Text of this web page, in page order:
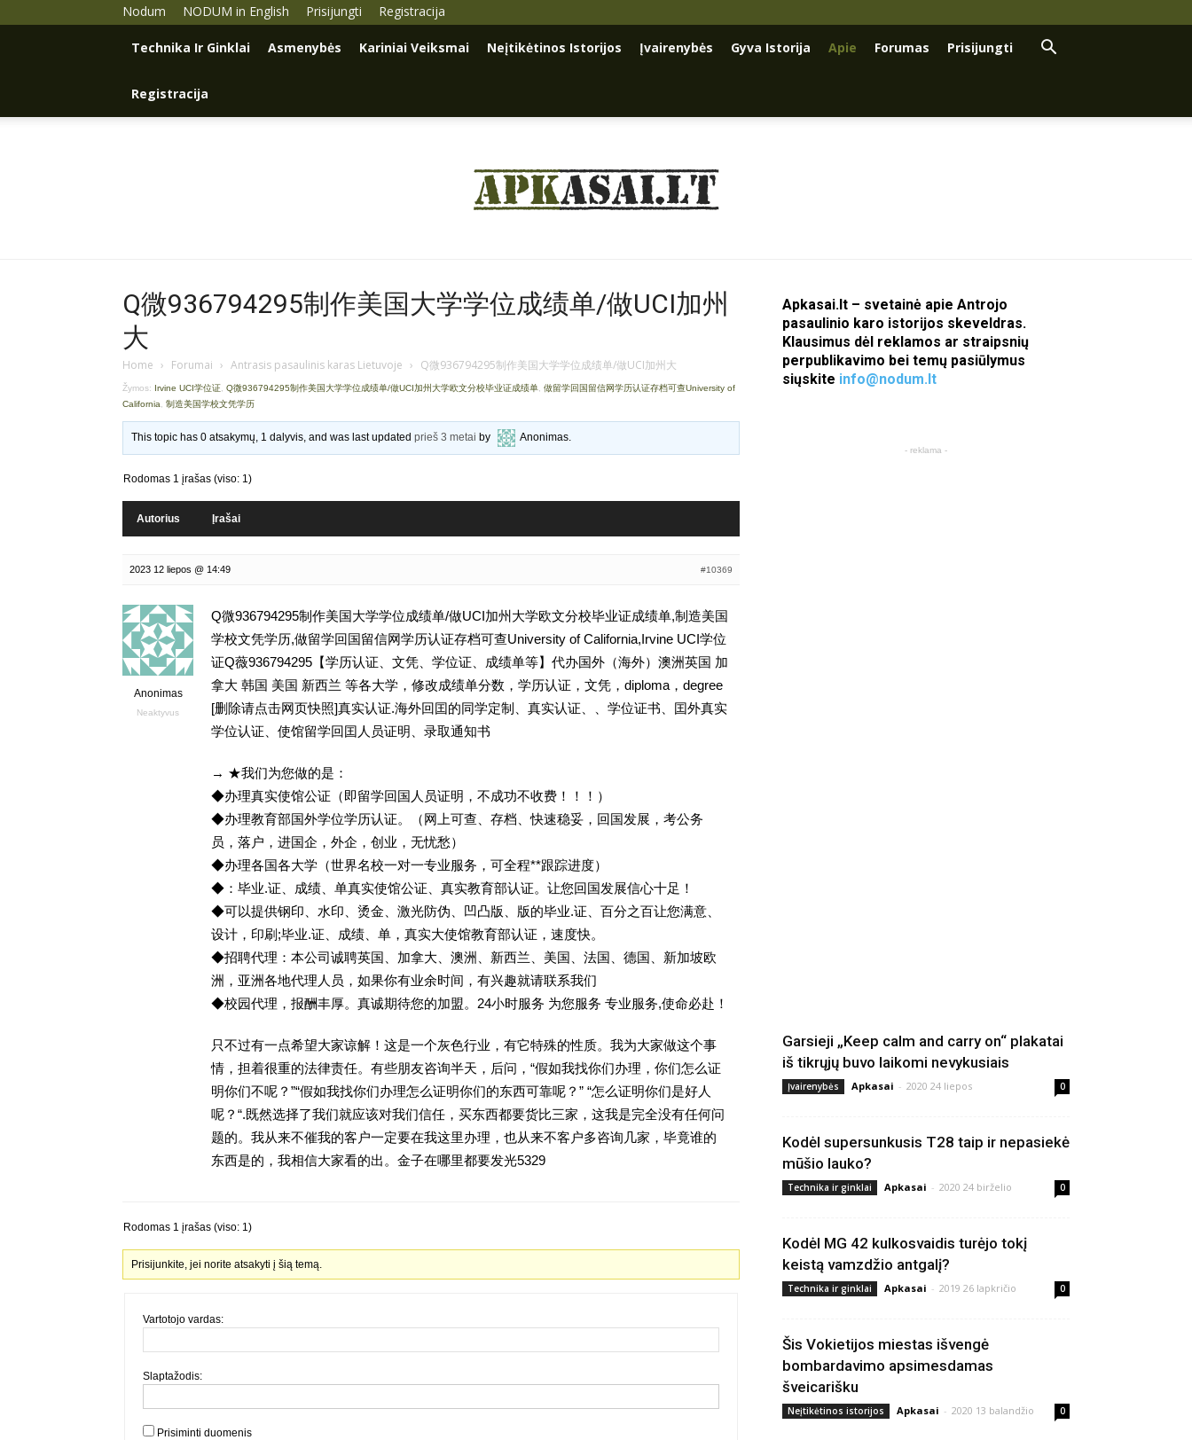
Nodum NODUM in English Prisijungti Registracija
Technika Ir Ginklai Asmenybės Kariniai Veiksmai Neįtikėtinos Istorijos Įvairenybės Gyva Istorija Apie Forumas Prisijungti
Registracija
Q微936794295制作美国大学学位成绩单/做UCI加州
大
Home › Forumai › Antrasis pasaulinis karas Lietuvoje › Q微936794295制作美国大学学位成绩单/做UCI加州大
Žymos: Irvine UCI学位证 Q微936794295制作美国大学学位成绩单/做UCI加州大学欧文分校毕业证成绩单 做留学回国留信网学历认证存档可查University of
California
制造美国学校文凭学历
This topic has 0 atsakymų, 1 dalyvis, and was last updatedprieš 3 metai by Anonimas.
Rodomas 1 įrašas (viso: 1)
Autorius Įrašai
2023 12 liepos @ 14:49 #10369
Anonimas
Neaktyvus
Q微936794295制作美国大学学位成绩单/做UCI加州大学欧文分校毕业证成绩单,制造美国
学校文凭学历,做留学回国留信网学历认证存档可查University of California,Irvine UCI学位
证Q薇936794295【学历认证、文凭、学位证、成绩单等】代办国外（海外）澳洲英国 加
拿大 韩国 美国 新西兰 等各大学，修改成绩单分数，学历认证，文凭，diploma，degree
[删除请点击网页快照]真实认证.海外回囯的同学定制、真实认证、、学位证书、囯外真实
学位认证、使馆留学回囯人员证明、录取通知书
→ ★我们为您做的是：
◆办理真实使馆公证（即留学回国人员证明，不成功不收费！！！）
◆办理教育部国外学位学历认证。（网上可查、存档、快速稳妥，回国发展，考公务
员，落户，进国企，外企，创业，无忧愁）
◆办理各国各大学（世界名校一对一专业服务，可全程**跟踪进度）
◆：毕业.证、成绩、单真实使馆公证、真实教育部认证。让您回国发展信心十足！
◆可以提供钢印、水印、烫金、激光防伪、凹凸版、版的毕业.证、百分之百让您满意、
设计，印刷;毕业.证、成绩、单，真实大使馆教育部认证，速度快。
◆招聘代理：本公司诚聘英国、加拿大、澳洲、新西兰、美国、法国、德国、新加坡欧
洲，亚洲各地代理人员，如果你有业余时间，有兴趣就请联系我们
◆校园代理，报酬丰厚。真诚期待您的加盟。24小时服务 为您服务 专业服务,使命必赴！
只不过有一点希望大家谅解！这是一个灰色行业，有它特殊的性质。我为大家做这个事
情，担着很重的法律责任。有些朋友咨询半天，后问，“假如我找你们办理，你们怎么证
明你们不呢？”“假如我找你们办理怎么证明你们的东西可靠呢？” “怎么证明你们是好人
呢？“.既然选择了我们就应该对我们信任，买东西都要货比三家，这我是完全没有任何问
题的。我从来不催我的客户一定要在我这里办理，也从来不客户多咨询几家，毕竟谁的
东西是的，我相信大家看的出。金子在哪里都要发光5329
Rodomas 1 įrašas (viso: 1)
Prisijunkite, jei norite atsakyti į šią temą.
Vartotojo vardas:
Slaptažodis:
Prisiminti duomenis
Apkasai.lt – svetainė apie Antrojo
pasaulinio karo istorijos skeveldras.
Klausimus dėl reklamos ar straipsnių
perpublikavimo bei temų pasiūlymus
siųskite info@nodum.lt
- reklama -
Garsieji „Keep calm and carry on“ plakatai
iš tikrųjų buvo laikomi nevykusiais
Įvairenybės Apkasai - 2020 24 liepos 0
Kodėl supersunkusis T28 taip ir nepasiekė
mūšio lauko?
Technika ir ginklai Apkasai - 2020 24 birželio 0
Kodėl MG 42 kulkosvaidis turėjo tokį
keistą vamzdžio antgalį?
Technika ir ginklai Apkasai - 2019 26 lapkričio 0
Šis Vokietijos miestas išvengė
bombardavimo apsimesdamas
šveicarišku
Neįtikėtinos istorijos Apkasai - 2020 13 balandžio 0